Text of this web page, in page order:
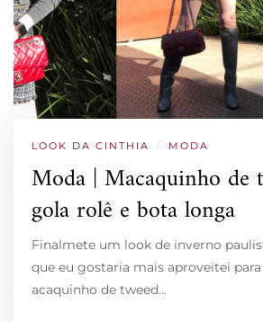
LOOK DA CINTHIA / MODA
Moda | Macaquinho de
gola rolê e bota longa
Finalmete um look de inverno
que eu gostaria mais aproveitei
acaquinho de tweed…